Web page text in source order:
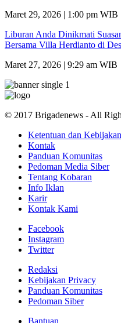
Maret 29, 2026 | 1:00 pm WIB
Liburan Anda Dinikmati
Bersama Villa Herdianto di
Maret 27, 2026 | 9:29 am WIB
© 2017 Brigadenews - All
Ketentuan dan
Kontak
Panduan Komunitas
Pedoman Media Siber
Tentang Kobaran
Info Iklan
Karir
Kontak Kami
Facebook
Instagram
Twitter
Redaksi
Kebijakan Privacy
Panduan Komunitas
Pedoman Siber
Bantuan